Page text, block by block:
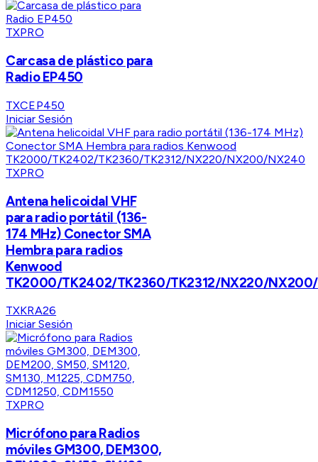
TXPRO
Carcasa de plástico para
Radio EP450
TXCEP450
Iniciar Sesión
TXPRO
Antena helicoidal VHF
para radio portátil (136-
174 MHz) Conector SMA
Hembra para radios
Kenwood
TK2000/TK2402/TK2360/TK2312/NX220/
TXKRA26
Iniciar Sesión
TXPRO
Micrófono para Radios
móviles GM300, DEM300,